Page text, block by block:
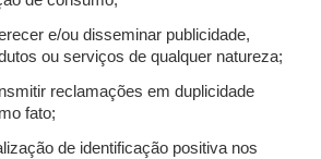
e/ou disseminar publicidade,
ou serviços de qualquer natureza;
reclamações em duplicidade
fato;
de identificação positiva nos